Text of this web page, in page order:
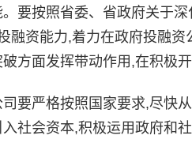
要按照省委、省政府关于
融资能力,着力在政府投融
方面发挥带动作用,在积极
严格按照国家要求,尽快从
社会资本,积极运用政府和